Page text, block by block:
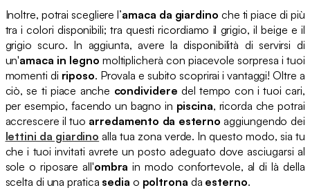
Inoltre, potrai scegliere l’amaca da giardino che ti piace di più
tra i colori disponibili; tra questi ricordiamo il grigio, il beige e il
grigio scuro. In aggiunta, avere la disponibilità di servirsi di
un'amaca in legno moltiplicherà con piacevole sorpresa i tuoi
momenti di riposo. Provala e subito scoprirai i vantaggi! Oltre a
ciò, se ti piace anche condividere del tempo con i tuoi cari,
per esempio, facendo un bagno in piscina, ricorda che potrai
accrescere il tuo arredamento da esterno aggiungendo dei
lettini da giardino alla tua zona verde. In questo modo, sia tu
che i tuoi invitati avrete un posto adeguato dove asciugarsi al
sole o riposare all'ombra in modo confortevole, al di là della
scelta di una pratica sedia o poltrona da esterno.